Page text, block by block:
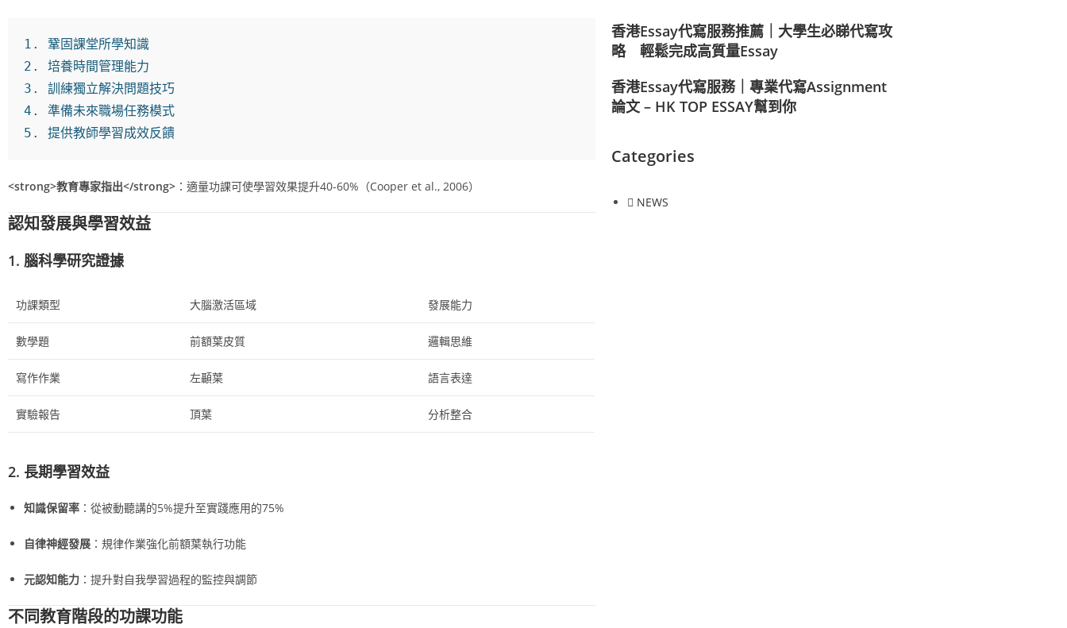
1.
2.
3.
4.
5.
提供教師學習成效反饋
<strong>教育專家指出</strong> ：適量功課可使學習效果提升40-60%（Cooper et al., 2006）
認知發展與學習效益
1. 腦科學研究證據
功課類型 大腦激活區域 發展能力
數學題 前額葉皮質 邏輯思維
寫作作業 左顳葉 語言表達
實驗報告 頂葉 分析整合
2. 長期學習效益
知識保留率 ：從被動聽講的5%提升至實踐應用的75%
自律神經發展 ：規律作業強化前額葉執行功能
元認知能力 ：提升對自我學習過程的監控與調節
不同教育階段的功課功能
香港Essay代寫服務推薦｜大學生必睇代寫攻
略 輕鬆完成高質量Essay
香港Essay代寫服務｜專業代寫Assignment
論文 – HK TOP ESSAY幫到你
Categories
NEWS